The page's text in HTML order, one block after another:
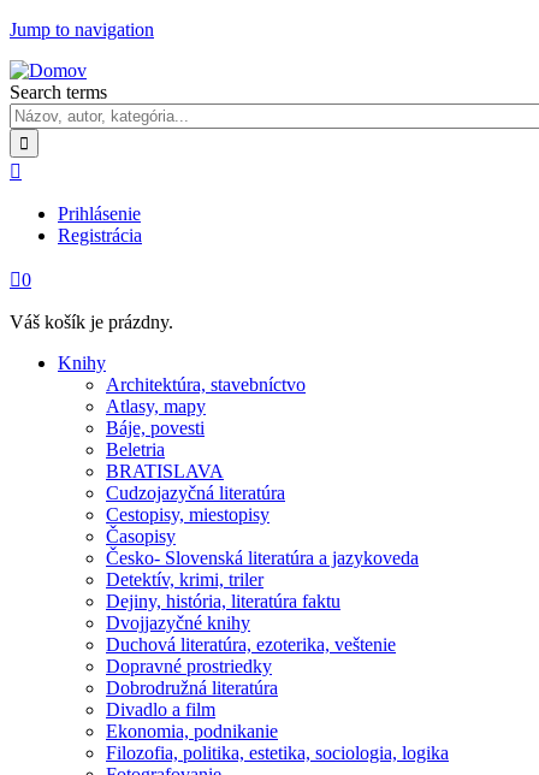
Jump to navigation
Search terms

Prihlásenie
Registrácia
0
Váš košík je prázdny.
Knihy
Architektúra, stavebníctvo
Atlasy, mapy
Báje, povesti
Beletria
BRATISLAVA
Cudzojazyčná literatúra
Cestopisy, miestopisy
Časopisy
Česko- Slovenská literatúra a jazykoveda
Detektív, krimi, triler
Dejiny, história, literatúra faktu
Dvojjazyčné knihy
Duchová literatúra, ezoterika, veštenie
Dopravné prostriedky
Dobrodružná literatúra
Divadlo a film
Ekonomia, podnikanie
Filozofia, politika, estetika, sociologia, logika